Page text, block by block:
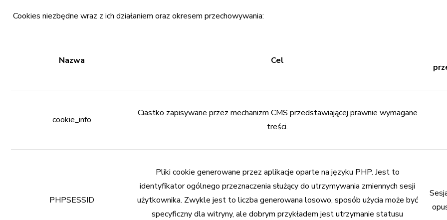
Cookies niezbędne wraz z ich działaniem oraz okresem przechowywania:
Nazwa Cel
cookie_info
Ciastko zapisywane przez mechanizm CMS przedstawiającej prawnie wymagane
treści.
PHPSESSID
Pliki cookie generowane przez aplikacje oparte na języku PHP. Jest to
identyfikator ogólnego przeznaczenia służący do utrzymywania zmiennych sesji
użytkownika. Zwykle jest to liczba generowana losowo, sposób użycia może być
specyficzny dla witryny, ale dobrym przykładem jest utrzymanie statusu